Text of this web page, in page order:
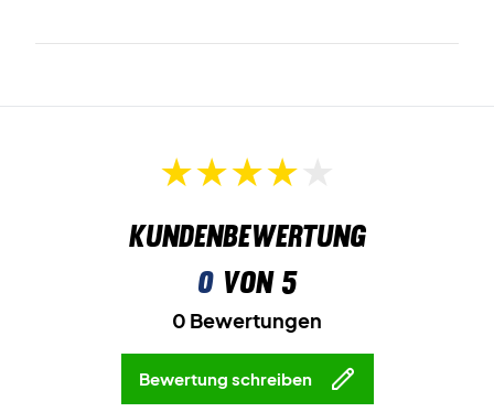
Kundenbewertung
0von 5
0 Bewertungen
Bewertung schreiben